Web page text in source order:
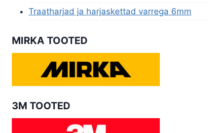
Traatharjad ja harjaskettad varrega 6mm
MIRKA TOOTED
3M TOOTED